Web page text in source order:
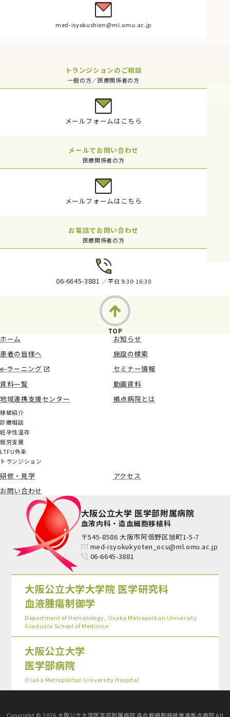
med-isyokushien@ml.omu.ac.jp
トランジションのご相談
一般の方／医療関係者の方
メールフォームはこちら
メールでお問い合わせ
医療関係者の方
メールフォームはこちら
お電話でお問い合わせ
医療関係者の方
06-6645-3881 ／平日 9:30-16:30
ホーム
お知らせ
患者の皆様へ
施設の検索
e-ラーニング
セミナー情報
資料一覧
動画資料
地域連携支援センター
移植紹介
診療相談
妊孕性温存
就労支援
LTFU外来
トランジション
拠点病院とは
研修・見学
アクセス
お問い合わせ
大阪公立大学 医学部附属病院
血液内科・造血細胞移植科
〒545-8586 大阪市阿倍野区旭町1-5-7
med-isyokukyoten_ocu@ml.omu.ac.jp
06-6645-3881
大阪公立大学大学院 医学研究科
血液腫瘍制御学
Department of Hematology, Osaka Metropolitan University
Graduate School of Medicine
大阪公立大学
医学部病院
Osaka Metropolitan University Hospital
Copyright © 2026 大阪公立大学医学部附属病院 造血幹細胞移植推進拠点病院 All